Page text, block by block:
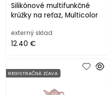
Silikónové multifunkčné
krúžky na reťaz, Multicolor
externý sklad
12.40 €
REGISTRAČNÁ ZĽAVA